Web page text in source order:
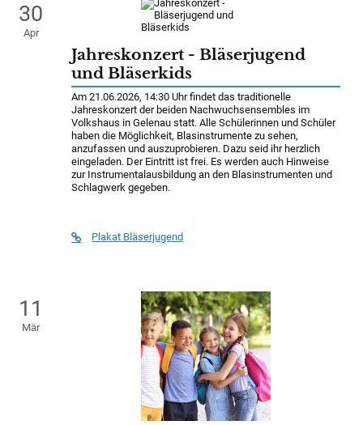
30
Apr
Jahreskonzert - Bläserjugend
und Bläserkids
Am 21.06.2026, 14:30 Uhr findet das traditionelle
Jahreskonzert der beiden Nachwuchsensembles im
Volkshaus in Gelenau statt. Alle Schülerinnen und Schüler
haben die Möglichkeit, Blasinstrumente zu sehen,
anzufassen und auszuprobieren. Dazu seid ihr herzlich
eingeladen. Der Eintritt ist frei. Es werden auch Hinweise
zur Instrumentalausbildung an den Blasinstrumenten und
Schlagwerk gegeben.
Plakat Bläserjugend
11
Mär